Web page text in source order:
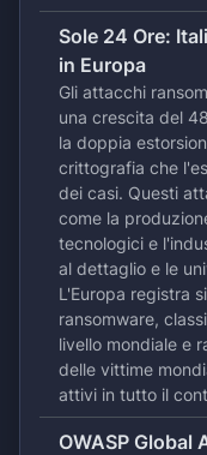
Sole 24 Ore:
in Europa
Gli attacchi
una crescita del
la doppia
crittografia che
dei casi. Questi
come la
tecnologici e
al dettaglio e le
L'Europa registra
ransomware,
livello mondiale e
delle vittime
attivi in ​​tutto il
OWASP Global